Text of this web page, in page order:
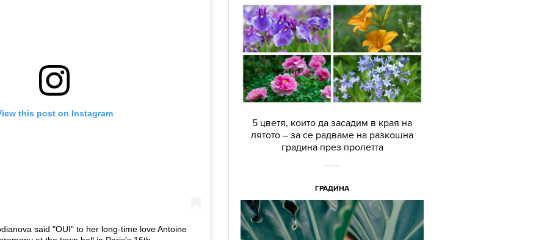
5 цветя, които да засадим в края на
лятото – за се радваме на разкошна
градина през пролетта
ГРАДИНА